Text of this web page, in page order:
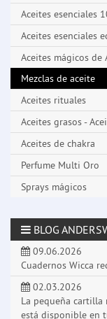
Aceites esenciales
Aceites esenciales
Aceites mágicos de
Mezclas de aceite
Aceites rituales
Aceites grasos -
Aceites de chakra
Perfume Multi Oro
Sprays mágicos
BLOG
09.06.2026
Cuadernos Wicca
02.03.2026
La pequeña
está disponible en